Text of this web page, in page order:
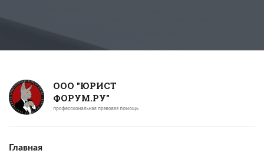
ООО "ЮРИСТ
ФОРУМ.РУ"
Главная